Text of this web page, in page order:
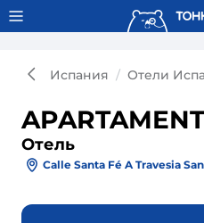
Тонкости используют
Испания Отели
Отель
Calle Santa Fé A Travesia